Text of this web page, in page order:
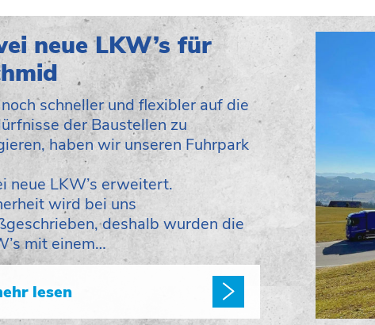
neue LKW’s für
schneller und flexibler auf die
der Baustellen zu
haben wir unseren Fuhrpark
neue LKW’s erweitert.
wird bei uns
deshalb wurden die
mit einem…
lesen